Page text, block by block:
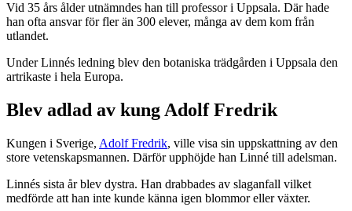
Vid 35 års ålder utnämndes han till professor i Uppsala. Där hade
han ofta ansvar för fler än 300 elever, många av dem kom från
utlandet.
Under Linnés ledning blev den botaniska trädgården i Uppsala den
artrikaste i hela Europa.
Blev adlad av kung Adolf Fredrik
Kungen i Sverige, Adolf Fredrik, ville visa sin uppskattning av den
store vetenskapsmannen. Därför upphöjde han Linné till adelsman.
Linnés sista år blev dystra. Han drabbades av slaganfall vilket
medförde att han inte kunde känna igen blommor eller växter.